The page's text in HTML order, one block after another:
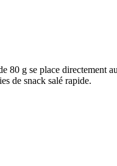
80 g se place directement
de snack salé rapide.